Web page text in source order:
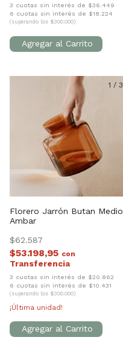
3 cuotas sin interés de $36.449
6 cuotas sin interés de $18.224
(superando los $300.000)
1 / 3
Florero Jarrón Butan Medio
Ambar
$62.587
$53.198,95 con
3 cuotas sin interés de $20.862
6 cuotas sin interés de $10.431
(superando los $300.000)
¡Última unidad!